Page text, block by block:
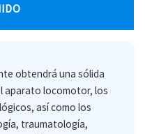
obtendrá una sólida
aparato locomotor, los
así como los
traumatología,